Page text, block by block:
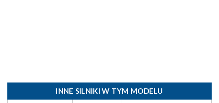
INNE SILNIKI W TYM MODELU